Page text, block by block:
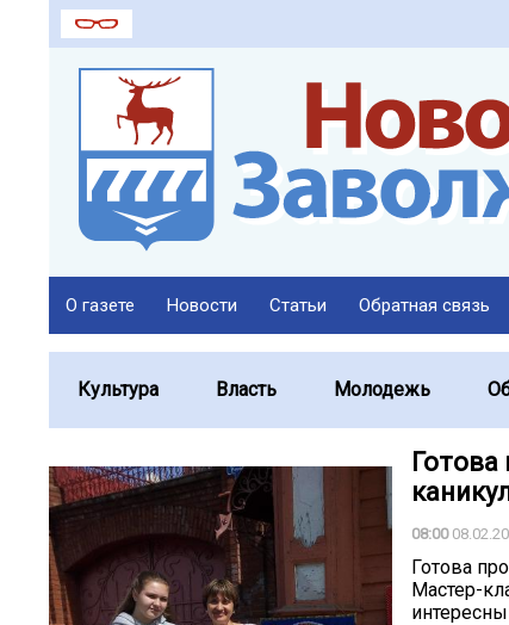
О газете Новости Статьи Обратная связь
Культура Власть Молодежь
08:00
Готова
Мастер-